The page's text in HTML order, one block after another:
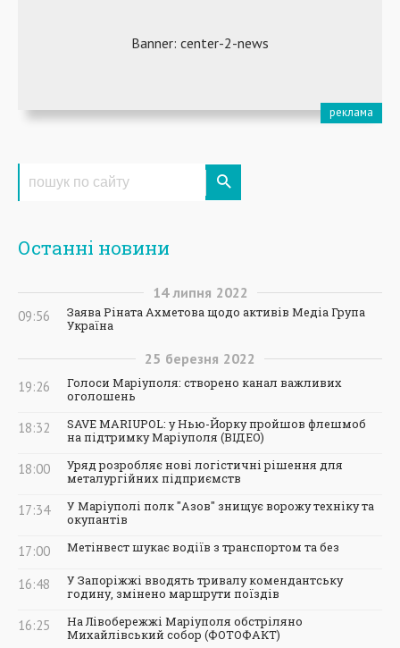
Останні новини
14 липня 2022
09:56
Заява Ріната Ахметова щодо активів Медіа Група
Україна
25 березня 2022
19:26
Голоси Маріуполя: створено канал важливих
оголошень
18:32
SAVE MARIUPOL: у Нью-Йорку пройшов флешмоб
на підтримку Маріуполя (ВІДЕО)
18:00
Уряд розробляє нові логістичні рішення для
металургійних підприємств
17:34
У Маріуполі полк "Азов" знищує ворожу техніку та
окупантів
17:00 Метінвест шукає водіїв з транспортом та без
16:48
У Запоріжжі вводять тривалу комендантську
годину, змінено маршрути поїздів
16:25
На Лівобережжі Маріуполя обстріляно
Михайлівський собор (ФОТОФАКТ)